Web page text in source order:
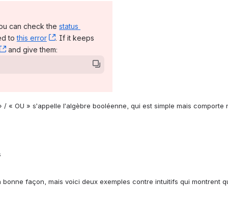
can check the status
to this error , (opens new window)
. If it keeps
, (opens new window)
and give them:
« OU » s’appelle l’algèbre booléenne, qui est simple mais
façon, mais voici deux exemples contre intuitifs qui montrent